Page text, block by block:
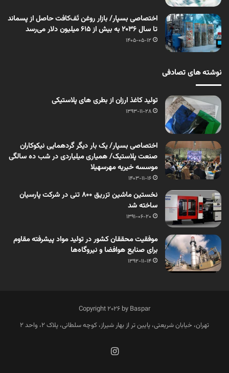
اختصاصی بسپار/ بازار روغن تَف‌کافت حاصل از پسماند
تا سال ۲۰۳۶ به بیش از ۶۱۵ میلیون دلار می‌رسد
1405-05-12
نوشته های تصادفی
تولید کاغذ ارزان از بطری های پلاستیکی
1393-11-28
اختصاصی بسپار/ یک بار دیگر گردهمایی نیکوکاران
صنعت پلاستیک/ همیاری میلیاردی در شب ده سالگی
موسسه خیریه مهرسهیلا
1403-11-16
نخستین ماشین تزریق 800 تنی در شرکت پارسیان
ساخته شد
1391-06-20
موفقیت محققان کشور در تولید مواد پیشرفته مقاوم
برای صنایع هوافضا و نیروگاه‌ها
1392-11-14
Copyright 2026 by Baspar
تهران، خیابان شریعتی، پایین تر از بهار شیراز، کوچه سلطانی، پلاک 2، واحد 2